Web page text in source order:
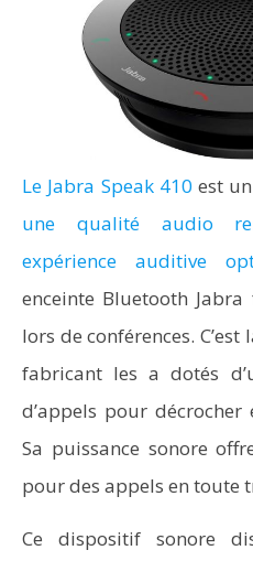
Le Jabra Speak 410 est
une qualité audio
expérience auditive
enceinte Bluetooth
lors de conférences.
fabricant les a dotés
d’appels pour
Sa puissance sonore
pour des appels en toute
Ce dispositif sonore